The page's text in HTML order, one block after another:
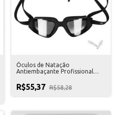
Óculos de Natação
Antiembaçante Profissional
R$55,37 R$58,28